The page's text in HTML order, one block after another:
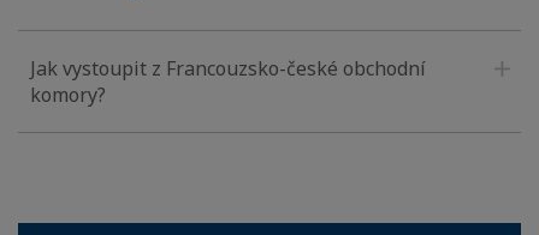
Jak vystoupit z Francouzsko-české obchodní
komory?